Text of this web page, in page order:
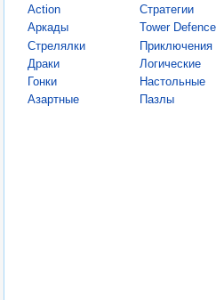
Action
Аркады
Стрелялки
Драки
Гонки
Азартные
Стратегии
Tower Defence
Приключения
Логические
Настольные
Пазлы